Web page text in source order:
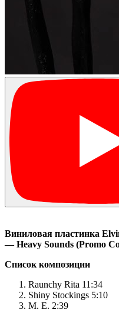
Виниловая пластинка
— Heavy Sounds (Promo
Список композиции
Raunchy Rita 11:34
Shiny Stockings 5:10
M. E. 2:39